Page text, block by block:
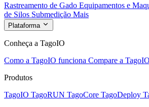
Rastreamento de Gado Equipamentos e
de Silos Submedição Mais
Plataforma
Conheça a TagoIO
Como a TagoIO funciona Compare a TagoIO
Produtos
TagoIO TagoRUN TagoCore TagoDeploy